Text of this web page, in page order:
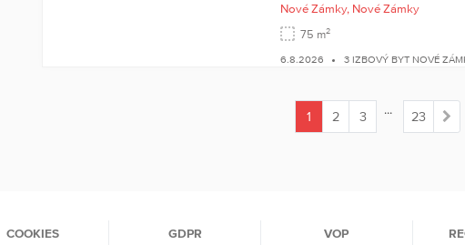
Nové Zámky, Nové Zámky
75 m2
6.8.2026 3 IZBOVÝ BYT NOVÉ
1
2 3 ... 23
COOKIES GDPR VOP